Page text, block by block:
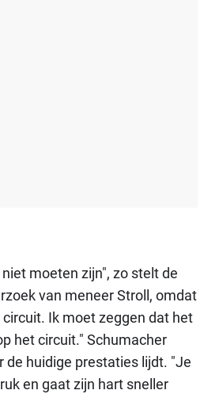
moeten zijn", zo stelt de
van meneer Stroll, omdat
Ik moet zeggen dat het
het circuit." Schumacher
huidige prestaties lijdt. "Je
en gaat zijn hart sneller